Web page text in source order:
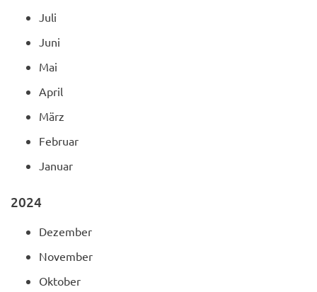
Juli
Juni
Mai
April
März
Februar
Januar
2024
Dezember
November
Oktober